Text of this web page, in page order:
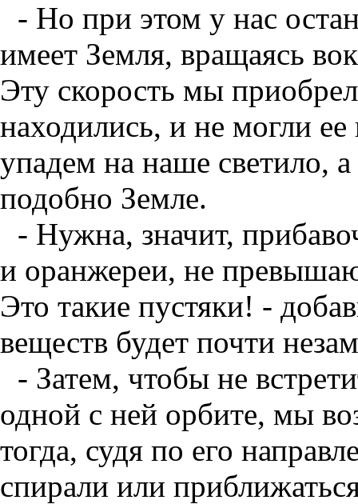
- Но при этом у нас
имеет Земля, вращаясь
Эту скорость мы
находились, и не могли
упадем на наше светило, а
подобно Земле.
- Нужна, значит,
и оранжереи, не
Это такие пустяки! -
веществ будет почти
- Затем, чтобы не
одной с ней орбите, мы
тогда, судя по его
спирали или